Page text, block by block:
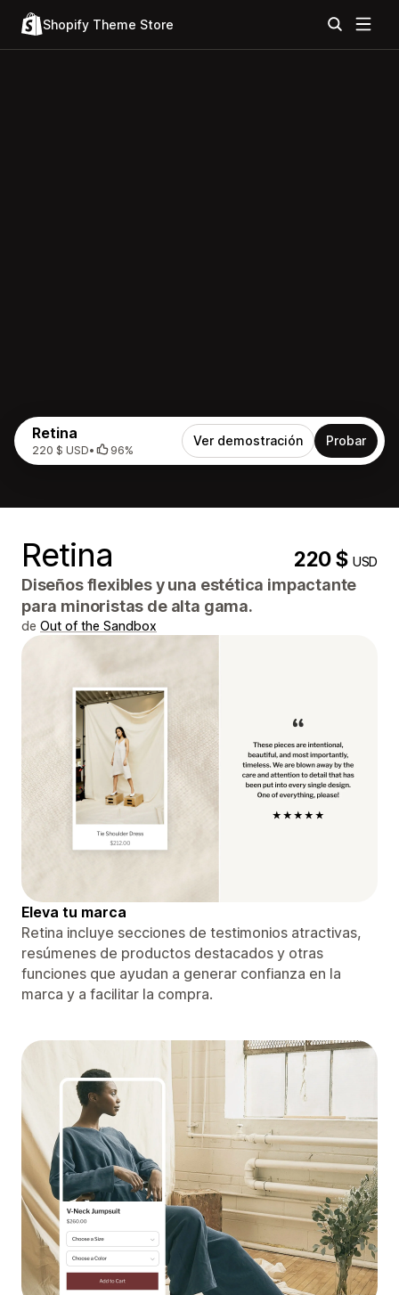
Shopify Theme Store
Retina
220 $ USD• 96%
Ver demostración Probar
Retina 220 $USD
Diseños flexibles y una estética impactante
para minoristas de alta gama.
de Out of the Sandbox
Eleva tu marca
Retina incluye secciones de testimonios atractivas,
resúmenes de productos destacados y otras
funciones que ayudan a generar confianza en la
marca y a facilitar la compra.